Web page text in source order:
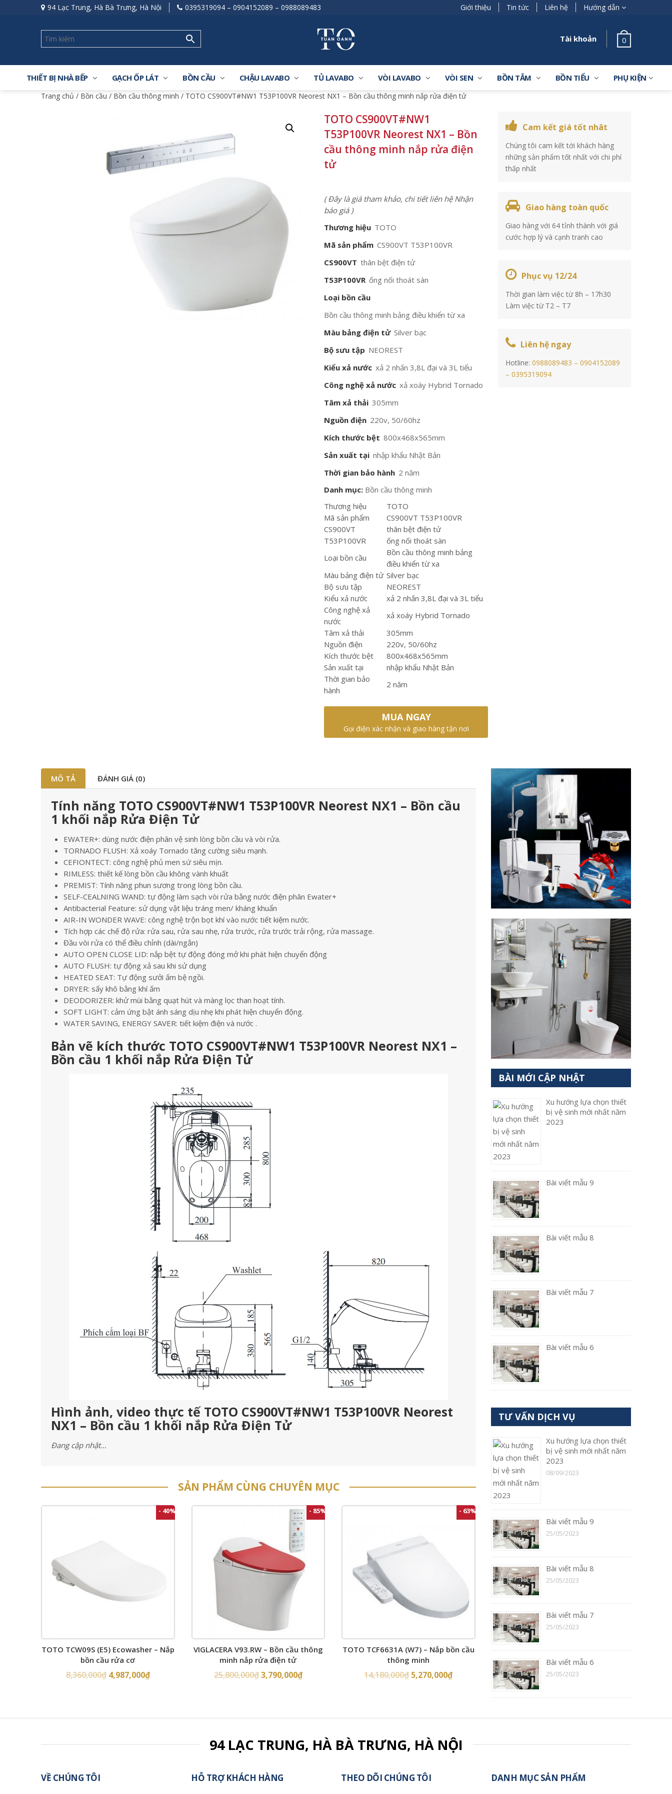
94 Lạc Trung, Hà Bà Trưng, Hà Nội 0395319094 – 0904152089 – 0988089483 Giới thiệu Tin tức Liên hệ Hướng dẫn
Tài khoản 0
THIẾT BỊ NHÀ BẾP GẠCH ỐP LÁT BỒN CẦU CHẬU LAVABO TỦ LAVABO VÒI LAVABO VÒI SEN BỒN TẮM BỒN TIỂU PHỤ KIỆN
Trang chủ / Bồn cầu / Bồn cầu thông minh / TOTO CS900VT#NW1 T53P100VR Neorest NX1 – Bồn cầu thông minh nắp rửa điện tử
TOTO CS900VT#NW1
T53P100VR Neorest NX1 – Bồn
cầu thông minh nắp rửa điện
tử
( Đây là giá tham khảo, chi tiết liên hệ Nhận
báo giá )
Thương hiệu TOTO
Mã sản phẩm CS900VT T53P100VR
CS900VT thân bệt điện tử
T53P100VR ống nối thoát sàn
Loại bồn cầu
Bồn cầu thông minh bảng điều khiển từ xa
Màu bảng điện tử Silver bạc
Bộ sưu tập NEOREST
Kiểu xả nước xả 2 nhấn 3,8L đại và 3L tiểu
Công nghệ xả nước xả xoáy Hybrid Tornado
Tâm xả thải 305mm
Nguồn điện 220v, 50/60hz
Kích thước bệt 800x468x565mm
Sản xuất tại nhập khẩu Nhật Bản
Thời gian bảo hành 2 năm
Danh mục: Bồn cầu thông minh
Thương hiệu
TOTO
Mã sản phẩm
CS900VT T53P100VR
CS900VT
thân bệt điện tử
T53P100VR
ống nối thoát sàn
Loại bồn cầu
Bồn cầu thông minh bảng
điều khiển từ xa
Màu bảng điện tử Silver bạc
Bộ sưu tập
NEOREST
Kiểu xả nước
xả 2 nhấn 3,8L đại và 3L tiểu
Công nghệ xả
nước
xả xoáy Hybrid Tornado
Tâm xả thải
305mm
Nguồn điện
220v, 50/60hz
Kích thước bệt
800x468x565mm
Sản xuất tại
nhập khẩu Nhật Bản
Thời gian bảo
hành
2 năm
MUA NGAY
Gọi điện xác nhận và giao hàng tận nơi
Cam kết giá tốt nhât
Chúng tôi cam kết tới khách hàng
những sản phẩm tốt nhất với chi phí
thấp nhất
Giao hàng toàn quốc
Giao hàng với 64 tỉnh thành với giá
cước hợp lý và cạnh tranh cao
Phục vụ 12/24
Thời gian làm việc từ 8h – 17h30
Làm việc từ T2 – T7
Liên hệ ngay
Hotline: 0988089483 – 0904152089
– 0395319094
MÔ TẢ ĐÁNH GIÁ (0)
Tính năng TOTO CS900VT#NW1 T53P100VR Neorest NX1 – Bồn cầu
1 khối nắp Rửa Điện Tử
EWATER+: dùng nước điện phân vệ sinh lòng bồn cầu và vòi rửa.
TORNADO FLUSH: Xả xoáy Tornado tăng cường siêu mạnh.
CEFIONTECT: công nghệ phủ men sứ siêu mịn.
RIMLESS: thiết kế lòng bồn cầu không vành khuất
PREMIST: Tính năng phun sương trong lòng bồn cầu.
SELF-CEALNING WAND: tự động làm sạch vòi rửa bằng nước điện phân Ewater+
Antibacterial Feature: sử dụng vật liệu tráng men/ kháng khuẩn
AIR-IN WONDER WAVE: công nghệ trộn bọt khí vào nước tiết kiệm nước.
Tích hợp các chế độ rửa: rửa sau, rửa sau nhẹ, rửa trước, rửa trước trải rộng, rửa massage.
Đầu vòi rửa có thể điều chỉnh (dài/ngắn)
AUTO OPEN CLOSE LID: nắp bệt tự động đóng mở khi phát hiện chuyển động
AUTO FLUSH: tự động xả sau khi sử dụng
HEATED SEAT: Tự động sưởi ấm bệ ngồi.
DRYER: sấy khô bằng khí ấm
DEODORIZER: khử mùi bằng quạt hút và màng lọc than hoạt tính.
SOFT LIGHT: cảm ứng bật ánh sáng dịu nhẹ khi phát hiện chuyển động.
WATER SAVING, ENERGY SAVER: tiết kiệm điện và nước .
Bản vẽ kích thước TOTO CS900VT#NW1 T53P100VR Neorest NX1 –
Bồn cầu 1 khối nắp Rửa Điện Tử
Hình ảnh, video thực tế TOTO CS900VT#NW1 T53P100VR Neorest
NX1 – Bồn cầu 1 khối nắp Rửa Điện Tử
Đang cập nhật…
SẢN PHẨM CÙNG CHUYÊN MỤC
- 40%
TOTO TCW09S (E5) Ecowasher – Nắp
bồn cầu rửa cơ
8,360,000₫ 4,987,000₫
- 85%
VIGLACERA V93.RW – Bồn cầu thông
minh nắp rửa điện tử
25,800,000₫3,790,000₫
- 63%
TOTO TCF6631A (W7) – Nắp bồn cầu
thông minh
14,180,000₫ 5,270,000₫
BÀI MỚI CẬP NHẬT
Xu hướng lựa chọn thiết
bị vệ sinh mới nhất năm
2023
Bài viết mẫu 9
Bài viết mẫu 8
Bài viết mẫu 7
Bài viết mẫu 6
TƯ VẤN DỊCH VỤ
Xu hướng lựa chọn thiết
bị vệ sinh mới nhất năm
2023
08/09/2023
Bài viết mẫu 9
25/05/2023
Bài viết mẫu 8
25/05/2023
Bài viết mẫu 7
25/05/2023
Bài viết mẫu 6
25/05/2023
94 LẠC TRUNG, HÀ BÀ TRƯNG, HÀ NỘI
VỀ CHÚNG TÔI HỖ TRỢ KHÁCH HÀNG THEO DÕI CHÚNG TÔI DANH MỤC SẢN PHẨM